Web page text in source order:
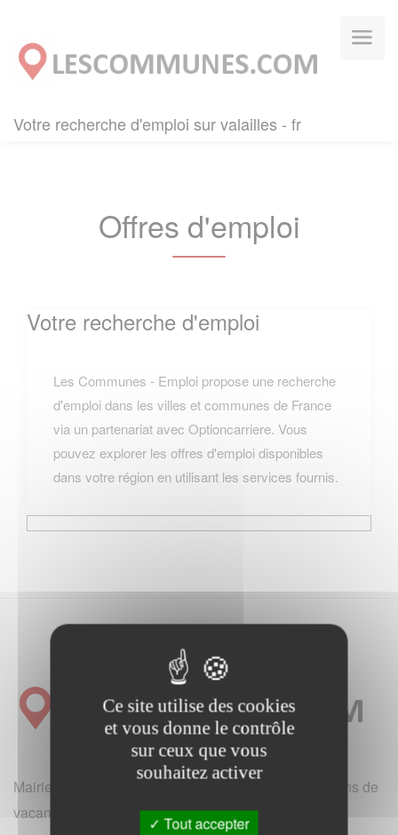
Votre recherche d'emploi sur valailles - fr
Offres d'emploi
Votre recherche d'emploi
Les Communes - Emploi propose une recherche
d'emploi dans les villes et communes de France
via un partenariat avec Optioncarriere. Vous
pouvez explorer les offres d'emploi disponibles
dans votre région en utilisant les services fournis.
Mairie et office de tourisme de France (hotels, locations de
vacances, campings, annonces immobilieres).
Ce site utilise des cookies
et vous donne le contrôle
sur ceux que vous
souhaitez activer
Tout accepter